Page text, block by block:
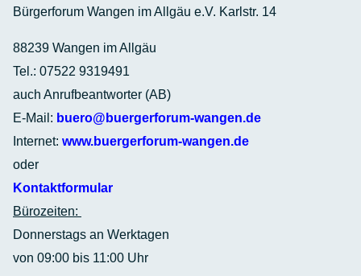
Bürgerforum Wangen im Allgäu e.V. Karlstr. 14
88239 Wangen im Allgäu
Tel.: 07522 9319491
auch Anrufbeantworter (AB)
E-Mail: buero@buergerforum-wangen.de
Internet: www.buergerforum-wangen.de
oder
Kontaktformular
Bürozeiten:
Donnerstags an Werktagen
von 09:00 bis 11:00 Uhr